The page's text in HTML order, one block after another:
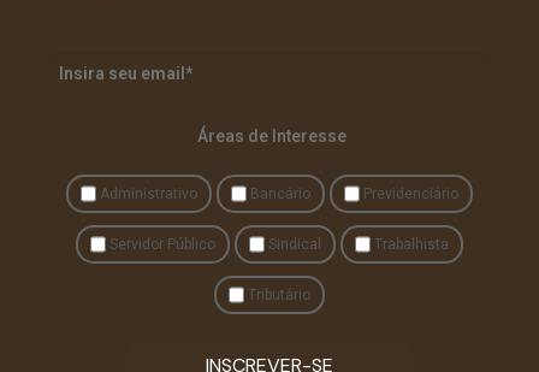
Áreas de Interesse
Administrativo Bancário Previdenciário
Servidor Público Sindical Trabalhista
Tributário
INSCREVER-SE